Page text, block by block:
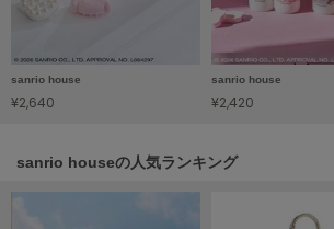
miies miim
ミーエスミーム
Mila Owen
sanrio house
¥2,640
sanrio house
¥2,420
sanrio houseの人気ランキング